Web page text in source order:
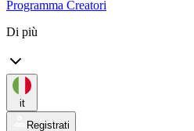
Programma Creatori
Di più
it
Registrati